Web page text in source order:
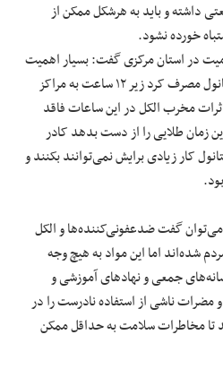
داشته و باید به هرشکل ممکن از
خورده نشود.
در استان مرکزی گفت: بسیار اهمیت
دارد که اگر فردی به ‌هر دلیلی متانول مصرف کرد زیر ۱۲ ساعت به مراکز
مخرب الکل در این ساعات فاقد
زمان طلایی را از دست بدهد کادر
کار زیادی برایش نمی‌توانند بکنند و
گفت ضدعفونی‌کننده‌ها و الکل
شده‌اند اما این مواد به هیچ وجه
جمعی و نهادهای آموزشی و
مضرات ناشی از استفاده نادرست را در
تا مخاطرات سلامت به حداقل ممکن